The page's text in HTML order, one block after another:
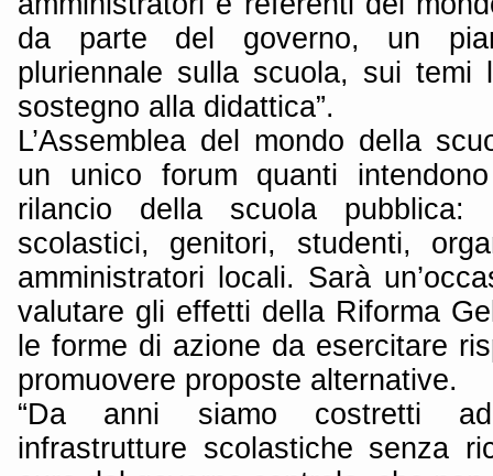
da parte del governo, un
pluriennale sulla scuola, sui temi
sostegno alla didattica”.
L’Assemblea del mondo della
un unico forum quanti
rilancio della scuola pubblica:
scolastici, genitori, studenti,
amministratori locali. Sarà
valutare gli effetti della Riforma
le forme di azione da esercitare
promuovere proposte alternative.
“Da anni siamo costretti
infrastrutture scolastiche senza